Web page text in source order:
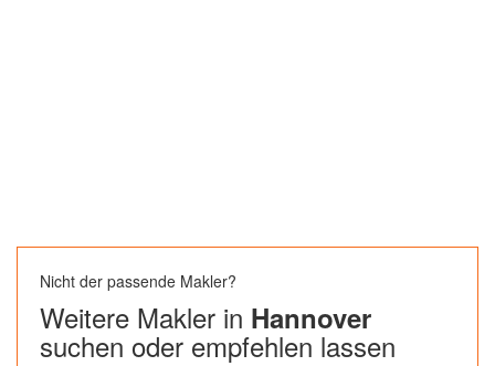
Nicht der passende Makler?
Weitere Makler in Hannover
suchen oder empfehlen lassen